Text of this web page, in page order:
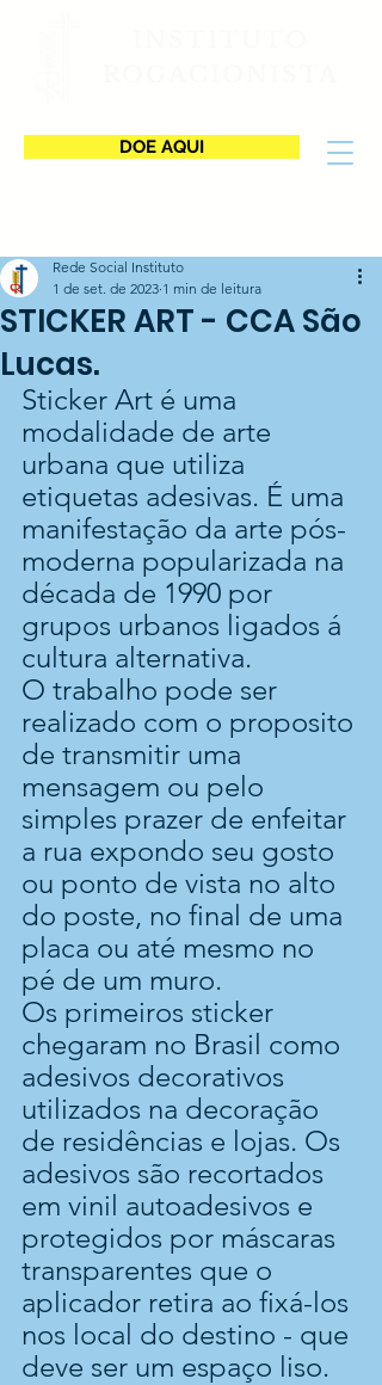
DOE AQUI
STICKER ART - CCA São
Lucas.
Rede Social Instituto
1 de set. de 2023 1 min de leitura
Sticker Art é uma
modalidade de arte
urbana que utiliza
etiquetas adesivas. É uma
manifestação da arte pós-
moderna popularizada na
década de 1990 por
grupos urbanos ligados á
cultura alternativa.
O trabalho pode ser
realizado com o proposito
de transmitir uma
mensagem ou pelo
simples prazer de enfeitar
a rua expondo seu gosto
ou ponto de vista no alto
do poste, no final de uma
placa ou até mesmo no
pé de um muro.
Os primeiros sticker
chegaram no Brasil como
adesivos decorativos
utilizados na decoração
de residências e lojas. Os
adesivos são recortados
em vinil autoadesivos e
protegidos por máscaras
transparentes que o
aplicador retira ao fixá-los
nos local do destino - que
deve ser um espaço liso.